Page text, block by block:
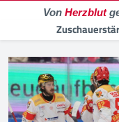
Von Herzblut